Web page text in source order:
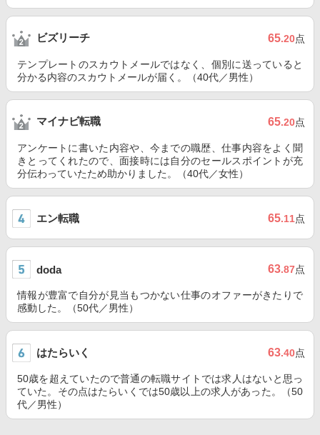
ビズリーチ 65.20点
テンプレートのスカウトメールではなく、個別に送っていると
分かる内容のスカウトメールが届く。（40代／男性）
マイナビ転職 65.20点
アンケートに書いた内容や、今までの職歴、仕事内容をよく聞
きとってくれたので、面接時には自分のセールスポイントが充
分伝わっていたため助かりました。（40代／女性）
エン転職 65.11点
doda 63.87点
情報が豊富で自分が見当もつかない仕事のオファーがきたりで
感動した。（50代／男性）
はたらいく 63.40点
50歳を超えていたので普通の転職サイトでは求人はないと思っ
ていた。その点はたらいくでは50歳以上の求人があった。（50
代／男性）